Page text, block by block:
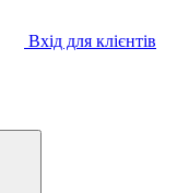
Вхід для клієнтів